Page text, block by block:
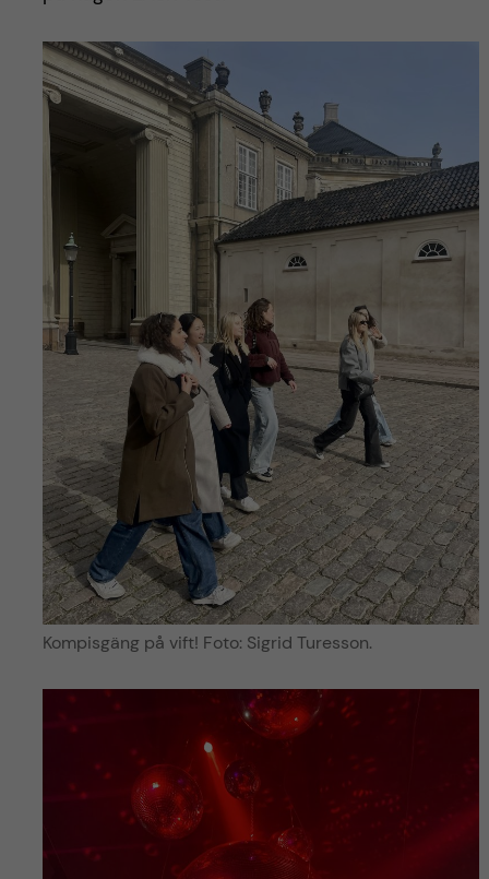
Kompisgäng på vift! Foto: Sigrid Turesson.